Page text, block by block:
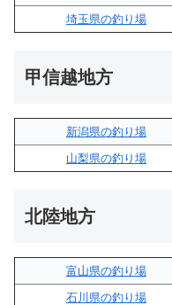
埼玉県の釣り場
甲信越地方
新潟県の釣り場
山梨県の釣り場
北陸地方
富山県の釣り場
石川県の釣り場